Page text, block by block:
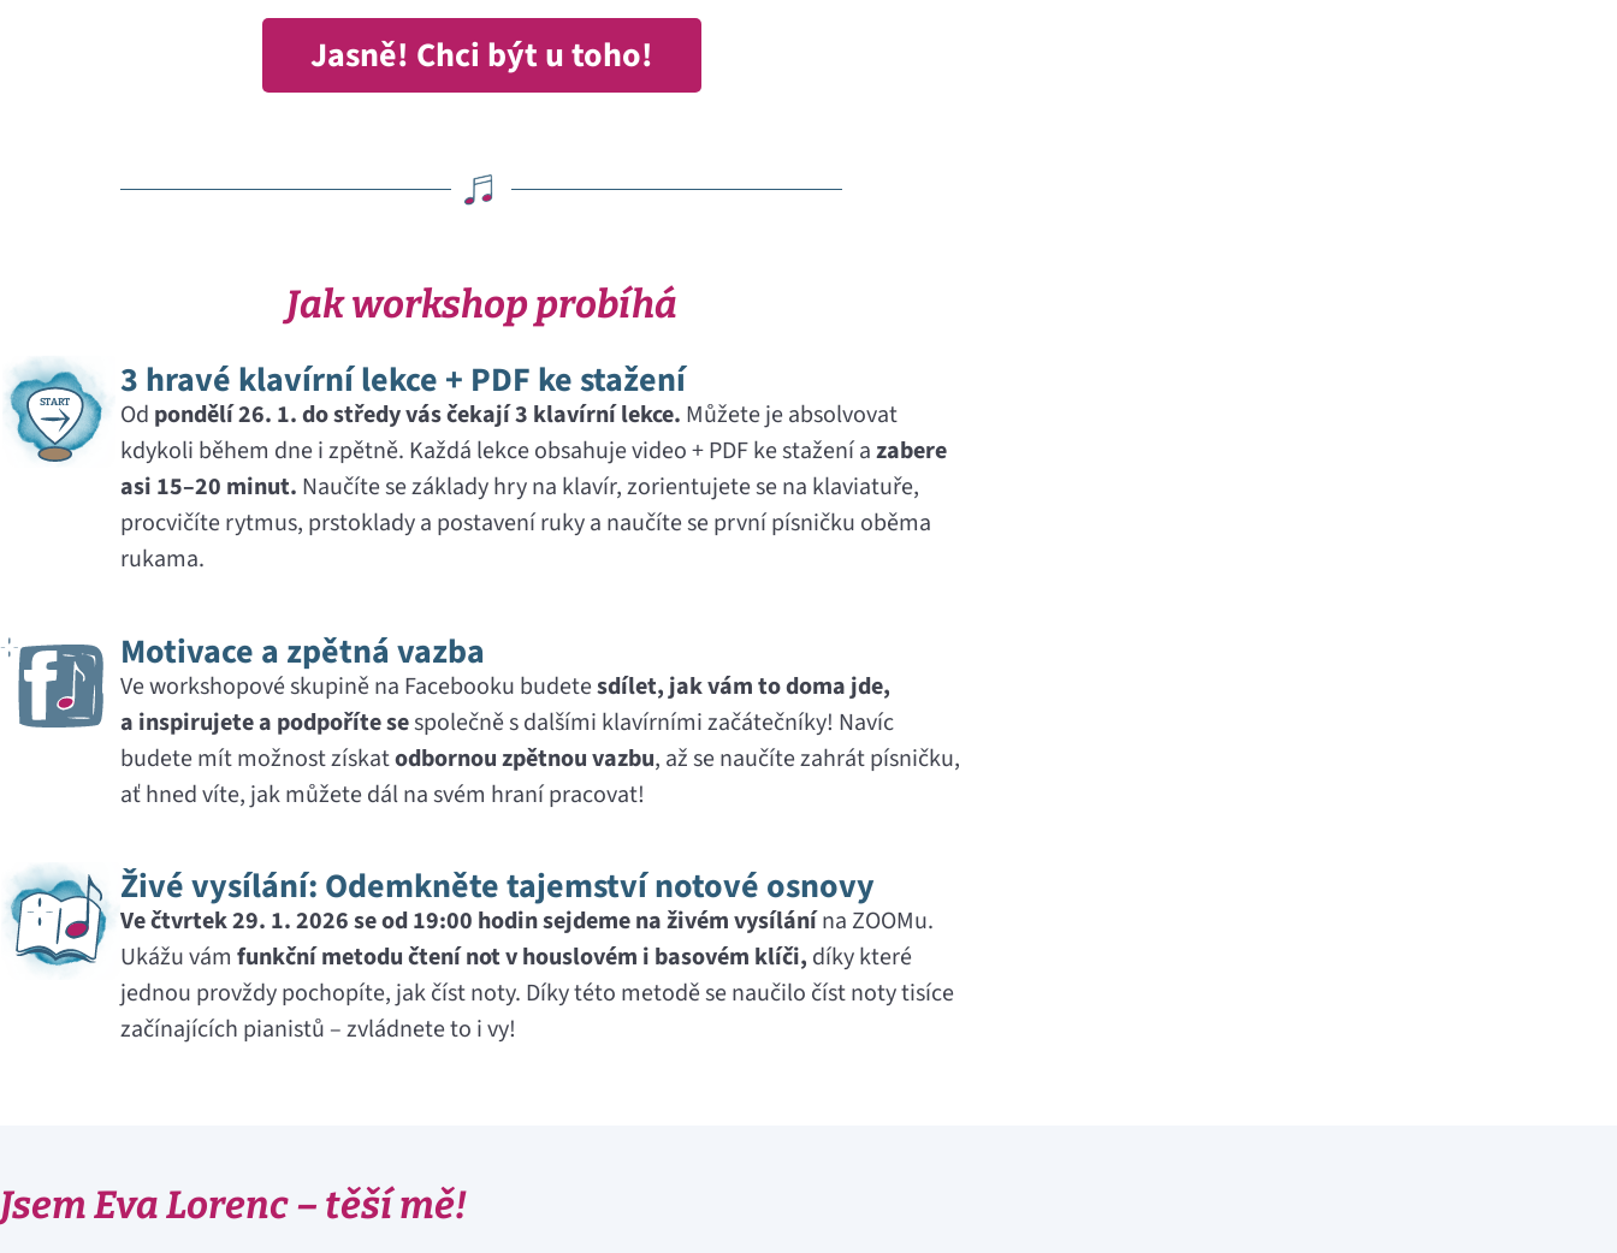
Jasně! Chci být u toho!
Jak workshop probíhá
START 3 hravé klavírní lekce + PDF ke stažení
Od pondělí 26. 1. do středy vás čekají 3 klavírní lekce. Můžete je absolvovat
kdykoli během dne i zpětně. Každá lekce obsahuje video + PDF ke stažení azabere
asi 15–20 minut. Naučíte se základy hry na klavír, zorientujete se na klaviatuře,
procvičíte rytmus, prstoklady a postavení ruky a naučíte se první písničku oběma
rukama.
Motivace a zpětná vazba
Ve workshopové skupině na Facebooku budetesdílet, jak vám to doma jde,
a inspirujete a podpoříte sespolečně s dalšími klavírními začátečníky! Navíc
budete mít možnost získatodbornou zpětnou vazbu, až se naučíte zahrát písničku,
ať hned víte, jak můžete dál na svém hraní pracovat!
Živé vysílání: Odemkněte tajemství notové osnovy
Ve čtvrtek 29. 1. 2026 se od 19:00 hodin sejdeme na živém vysílánína ZOOMu.
Ukážu vám funkční metodu čtení not v houslovém i basovém klíči, díky které
jednou provždy pochopíte, jak číst noty. Díky této metodě se naučilo číst noty tisíce
začínajících pianistů – zvládnete to i vy!
Jsem Eva Lorenc – těší mě!